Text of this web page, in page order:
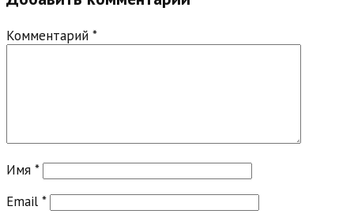
Комментарий *
Имя *
Email *